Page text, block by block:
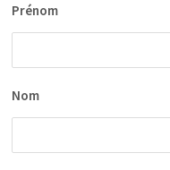
Prénom
Nom